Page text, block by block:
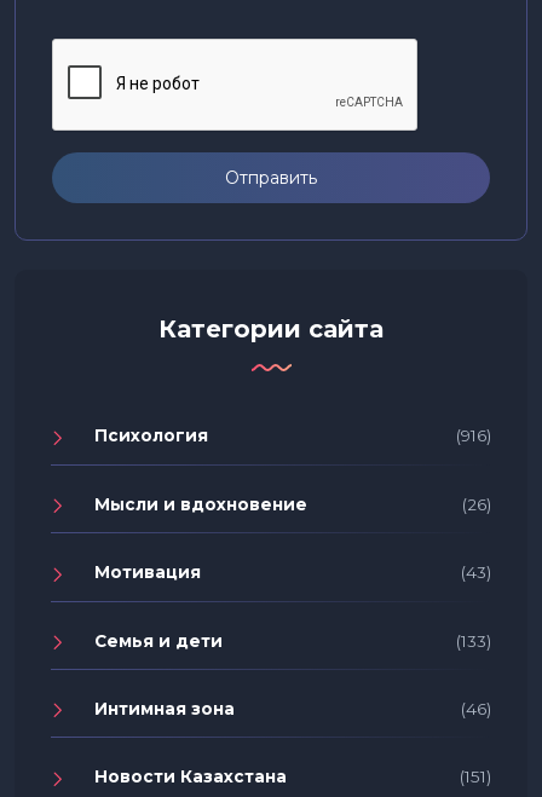
Отправить
Категории сайта
Психология (916)
Мысли и вдохновение (26)
Мотивация (43)
Семья и дети (133)
Интимная зона (46)
Новости Казахстана (151)